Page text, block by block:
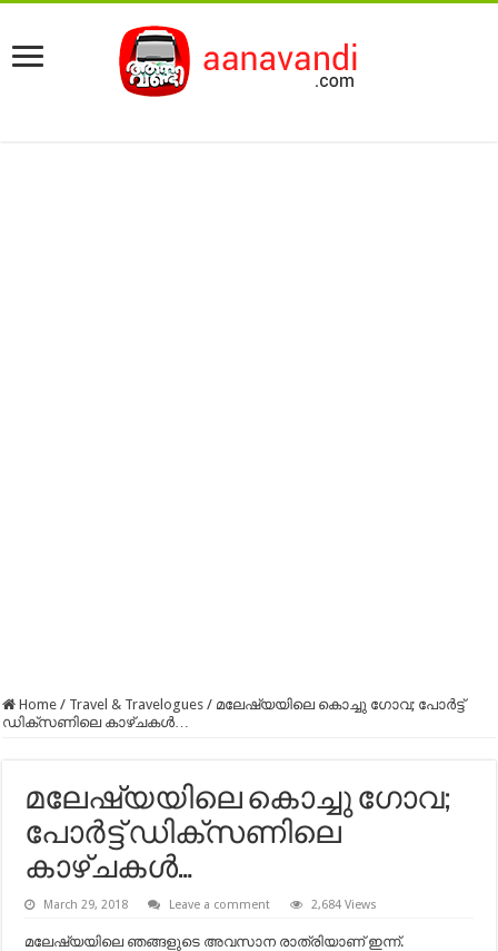
Home / Travel & Travelogues / മലേഷ്യയിലെ കൊച്ചു ഗോവ; പോർട്ട്
ഡിക്‌സണിലെ കാഴ്ചകൾ…
മലേഷ്യയിലെ കൊച്ചു ഗോവ;
പോർട്ട് ഡിക്‌സണിലെ
കാഴ്ചകൾ…
March 29, 2018 Leave a comment 2,684 Views
മലേഷ്യയിലെ ഞങ്ങളുടെ അവസാന രാത്രിയാണ് ഇന്ന്.